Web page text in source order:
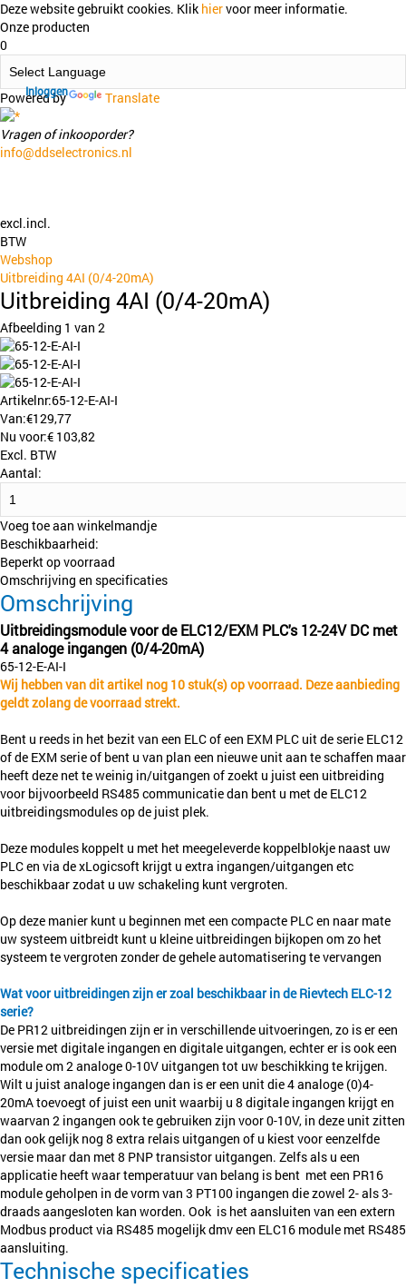
Deze website gebruikt cookies. Klik hiervoor meer informatie.
Inloggen
Onze producten
0
Powered by Translate
Vragen of inkooporder?
info@ddselectronics.nl
excl.incl.
BTW
Webshop
Uitbreiding 4AI (0/4-20mA)
Uitbreiding 4AI (0/4-20mA)
Afbeelding 1 van 2
Artikelnr:65-12-E-AI-I
Van:€129,77
Nu voor:€ 103,82
Excl. BTW
Aantal:
Voeg toe aan winkelmandje
Beschikbaarheid:
Beperkt op voorraad
Omschrijving en specificaties
Omschrijving
Uitbreidingsmodule voor de ELC12/EXM PLC's 12-24V DC met
4 analoge ingangen (0/4-20mA)
65-12-E-AI-I
Wij hebben van dit artikel nog 10 stuk(s) op voorraad. Deze aanbieding
geldt zolang de voorraad strekt.
Bent u reeds in het bezit van een ELC of een EXM PLC uit de serie ELC12
of de EXM serie of bent u van plan een nieuwe unit aan te schaffen maar
heeft deze net te weinig in/uitgangen of zoekt u juist een uitbreiding
voor bijvoorbeeld RS485 communicatie dan bent u met de ELC12
uitbreidingsmodules op de juist plek.
Deze modules koppelt u met het meegeleverde koppelblokje naast uw
PLC en via de xLogicsoft krijgt u extra ingangen/uitgangen etc
beschikbaar zodat u uw schakeling kunt vergroten.
Op deze manier kunt u beginnen met een compacte PLC en naar mate
uw systeem uitbreidt kunt u kleine uitbreidingen bijkopen om zo het
systeem te vergroten zonder de gehele automatisering te vervangen
Wat voor uitbreidingen zijn er zoal beschikbaar in de Rievtech ELC-12
serie?
De PR12 uitbreidingen zijn er in verschillende uitvoeringen, zo is er een
versie met digitale ingangen en digitale uitgangen, echter er is ook een
module om 2 analoge 0-10V uitgangen tot uw beschikking te krijgen.
Wilt u juist analoge ingangen dan is er een unit die 4 analoge (0)4-
20mA toevoegt of juist een unit waarbij u 8 digitale ingangen krijgt en
waarvan 2 ingangen ook te gebruiken zijn voor 0-10V, in deze unit zitten
dan ook gelijk nog 8 extra relais uitgangen of u kiest voor eenzelfde
versie maar dan met 8 PNP transistor uitgangen. Zelfs als u een
applicatie heeft waar temperatuur van belang is bent met een PR16
module geholpen in de vorm van 3 PT100 ingangen die zowel 2- als 3-
draads aangesloten kan worden. Ook is het aansluiten van een extern
Modbus product via RS485 mogelijk dmv een ELC16 module met RS485
aansluiting.
Technische specificaties